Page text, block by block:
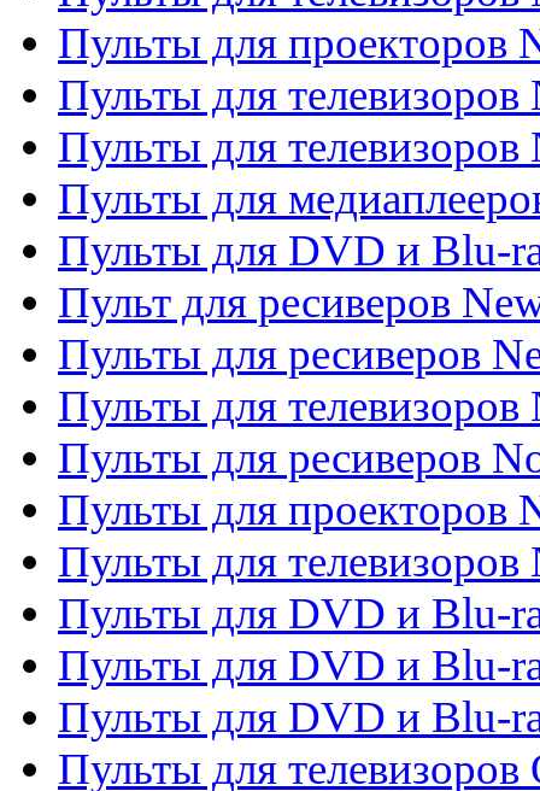
Пульты для проекторов
Пульты для телевизоров
Пульты для телевизоров
Пульты для
Пульты для DVD и Blu-
Пульт для ресиверов
Пульты для ресиверов
Пульты для телевизоров
Пульты для ресиверов
Пульты для проекторов
Пульты для телевизоров
Пульты для DVD и Blu-
Пульты для DVD и Blu-
Пульты для DVD и Blu-
Пульты для телевизоров